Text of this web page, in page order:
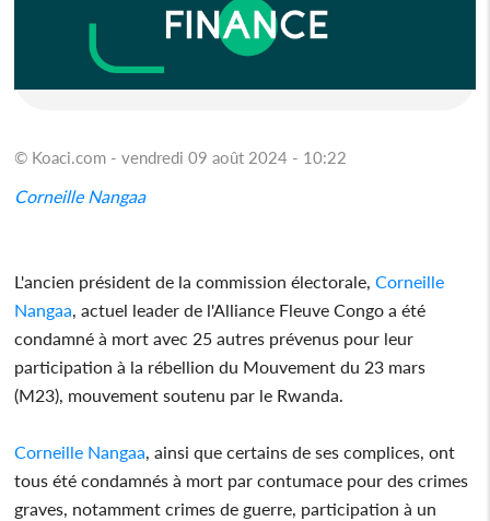
© Koaci.com - vendredi 09 août 2024 - 10:22
Corneille Nangaa
L'ancien président de la commission électorale,Corneille
Nangaa , actuel leader de l'Alliance Fleuve Congo a été
condamné à mort avec 25 autres prévenus pour leur
participation à la rébellion du Mouvement du 23 mars
(M23), mouvement soutenu par le Rwanda.
Corneille Nangaa , ainsi que certains de ses complices, ont
tous été condamnés à mort par contumace pour des crimes
graves, notamment crimes de guerre, participation à un